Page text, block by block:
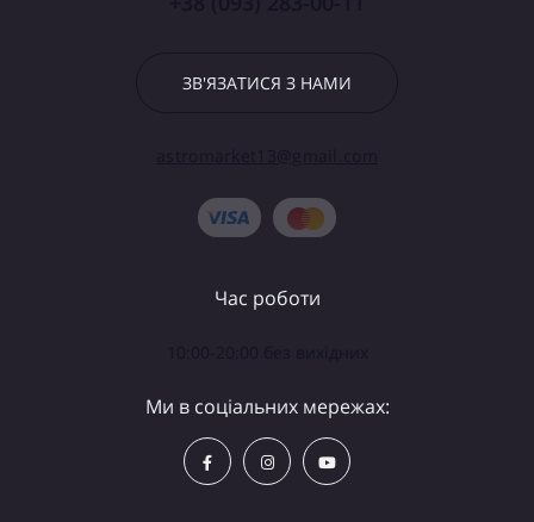
ЗВ'ЯЗАТИСЯ З НАМИ
Час роботи
Ми в соціальних мережах: